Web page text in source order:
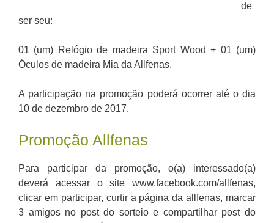
de
ser seu:
01 (um) Relógio de madeira Sport Wood + 01 (um)
Óculos de madeira Mia da Allfenas.
A participação na promoção poderá ocorrer até o dia
10 de dezembro de 2017.
Promoção Allfenas
Para participar da promoção, o(a) interessado(a)
deverá acessar o site www.facebook.com/allfenas,
clicar em participar, curtir a página da allfenas, marcar
3 amigos no post do sorteio e compartilhar post do